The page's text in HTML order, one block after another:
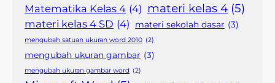
Matematika Kelas 4 (4) materi kelas 4 (5)
materi kelas 4 SD (4) materi sekolah dasar (3)
mengubah satuan ukuran word 2010 (2)
mengubah ukuran gambar (3)
mengubah ukuran gambar word (2)